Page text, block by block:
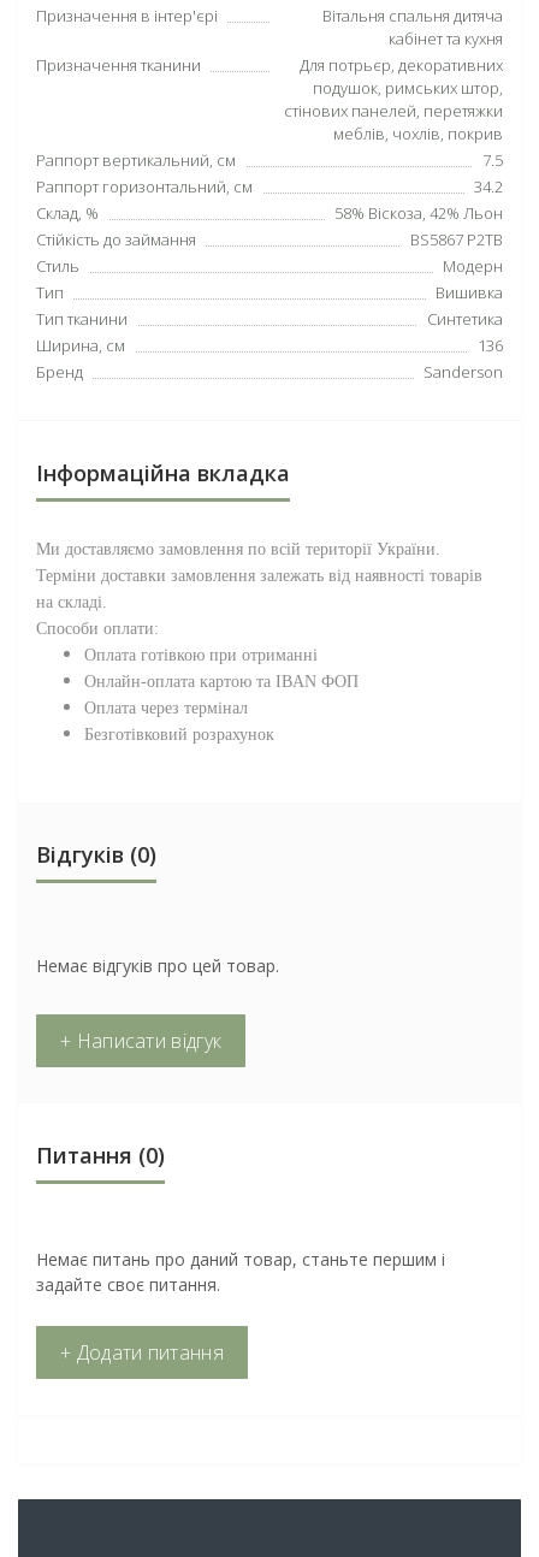
Призначення в інтер'єрі
Вітальня спальня дитяча
кабінет та кухня
Призначення тканини
Для потрьєр, декоративних
подушок, римських штор,
стінових панелей, перетяжки
меблів, чохлів, покрив
Раппорт вертикальний, см
7.5
Раппорт горизонтальний, см
34.2
Склад, %
58% Віскоза, 42% Льон
Стійкість до займання
BS5867 P2TB
Стиль
Модерн
Тип
Вишивка
Тип тканини
Синтетика
Ширина, см
136
Бренд
Sanderson
Інформаційна вкладка
Ми доставляємо замовлення по всій території України.
Терміни доставки замовлення залежать від наявності товарів
на складі.
Способи оплати:
Оплата готівкою при отриманні
Онлайн-оплата картою та IBAN ФОП
Оплата через термінал
Безготівковий розрахунок
Відгуків (0)
Немає відгуків про цей товар.
+ Написати відгук
Питання (0)
Немає питань про даний товар, станьте першим і
задайте своє питання.
+ Додати питання